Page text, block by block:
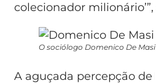
colecionador
O sociólogo Domenico De
A aguçada percepção